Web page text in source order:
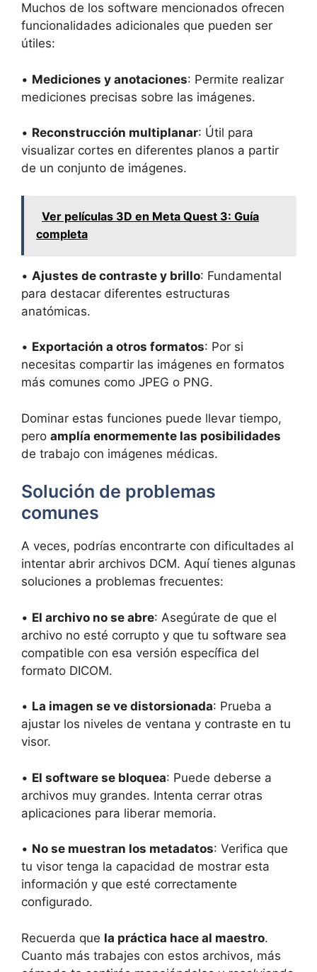
Muchos de los software mencionados ofrecen
funcionalidades adicionales que pueden ser
útiles:
• Mediciones y anotaciones: Permite realizar
mediciones precisas sobre las imágenes.
• Reconstrucción multiplanar: Útil para
visualizar cortes en diferentes planos a partir
de un conjunto de imágenes.
Ver películas 3D en Meta Quest 3: Guía
completa
• Ajustes de contraste y brillo: Fundamental
para destacar diferentes estructuras
anatómicas.
• Exportación a otros formatos: Por si
necesitas compartir las imágenes en formatos
más comunes como JPEG o PNG.
Dominar estas funciones puede llevar tiempo,
pero amplía enormemente las posibilidades
de trabajo con imágenes médicas.
Solución de problemas
comunes
A veces, podrías encontrarte con dificultades al
intentar abrir archivos DCM. Aquí tienes algunas
soluciones a problemas frecuentes:
• El archivo no se abre: Asegúrate de que el
archivo no esté corrupto y que tu software sea
compatible con esa versión específica del
formato DICOM.
• La imagen se ve distorsionada: Prueba a
ajustar los niveles de ventana y contraste en tu
visor.
• El software se bloquea: Puede deberse a
archivos muy grandes. Intenta cerrar otras
aplicaciones para liberar memoria.
• No se muestran los metadatos: Verifica que
tu visor tenga la capacidad de mostrar esta
información y que esté correctamente
configurado.
Recuerda que la práctica hace al maestro.
Cuanto más trabajes con estos archivos, más